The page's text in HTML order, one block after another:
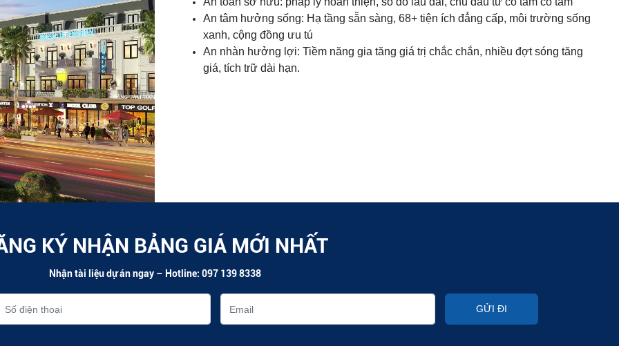
An tâm hưởng sống: Hạ tầng sẵn sàng, 68+ tiện ích đẳng cấp, môi trường sống
xanh, cộng đồng ưu tú
An nhàn hưởng lợi: Tiềm năng gia tăng giá trị chắc chắn, nhiều đợt sóng tăng
giá, tích trữ dài hạn.
KÝ NHẬN BẢNG GIÁ MỚI NHẤT
Nhận tài liệu dự án ngay – Hotline: 097 139 8338
GỬI ĐI